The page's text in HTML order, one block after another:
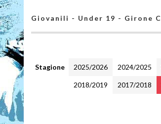
Giovanili - Under 19 - Girone C
Stagione 2025/2026 2024/2025
2018/2019 2017/2018